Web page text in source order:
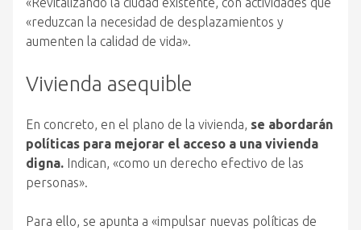
«reduzcan la necesidad de desplazamientos y
aumenten la calidad de vida».
Vivienda asequible
En concreto, en el plano de la vivienda, se abordarán
políticas para mejorar el acceso a una vivienda
digna. Indican, «como un derecho efectivo de las
personas».
Para ello, se apunta a «impulsar nuevas políticas de